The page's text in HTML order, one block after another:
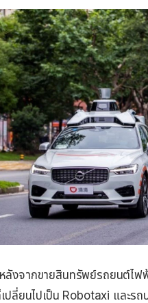
ลังจากขายสินทรัพย์รถยนต์ไฟ
ปลี่ยนไปเป็น Robotaxi และร